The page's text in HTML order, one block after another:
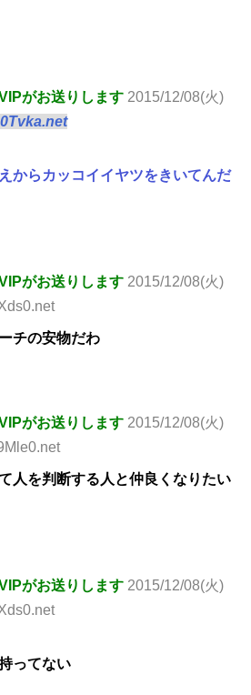
がお送りします 2015/12/08(火)
からカッコイイヤツをきいてんだ
がお送りします 2015/12/08(火)
チの安物だわ
がお送りします 2015/12/08(火)
人を判断する人と仲良くなりたい
がお送りします 2015/12/08(火)
ってない